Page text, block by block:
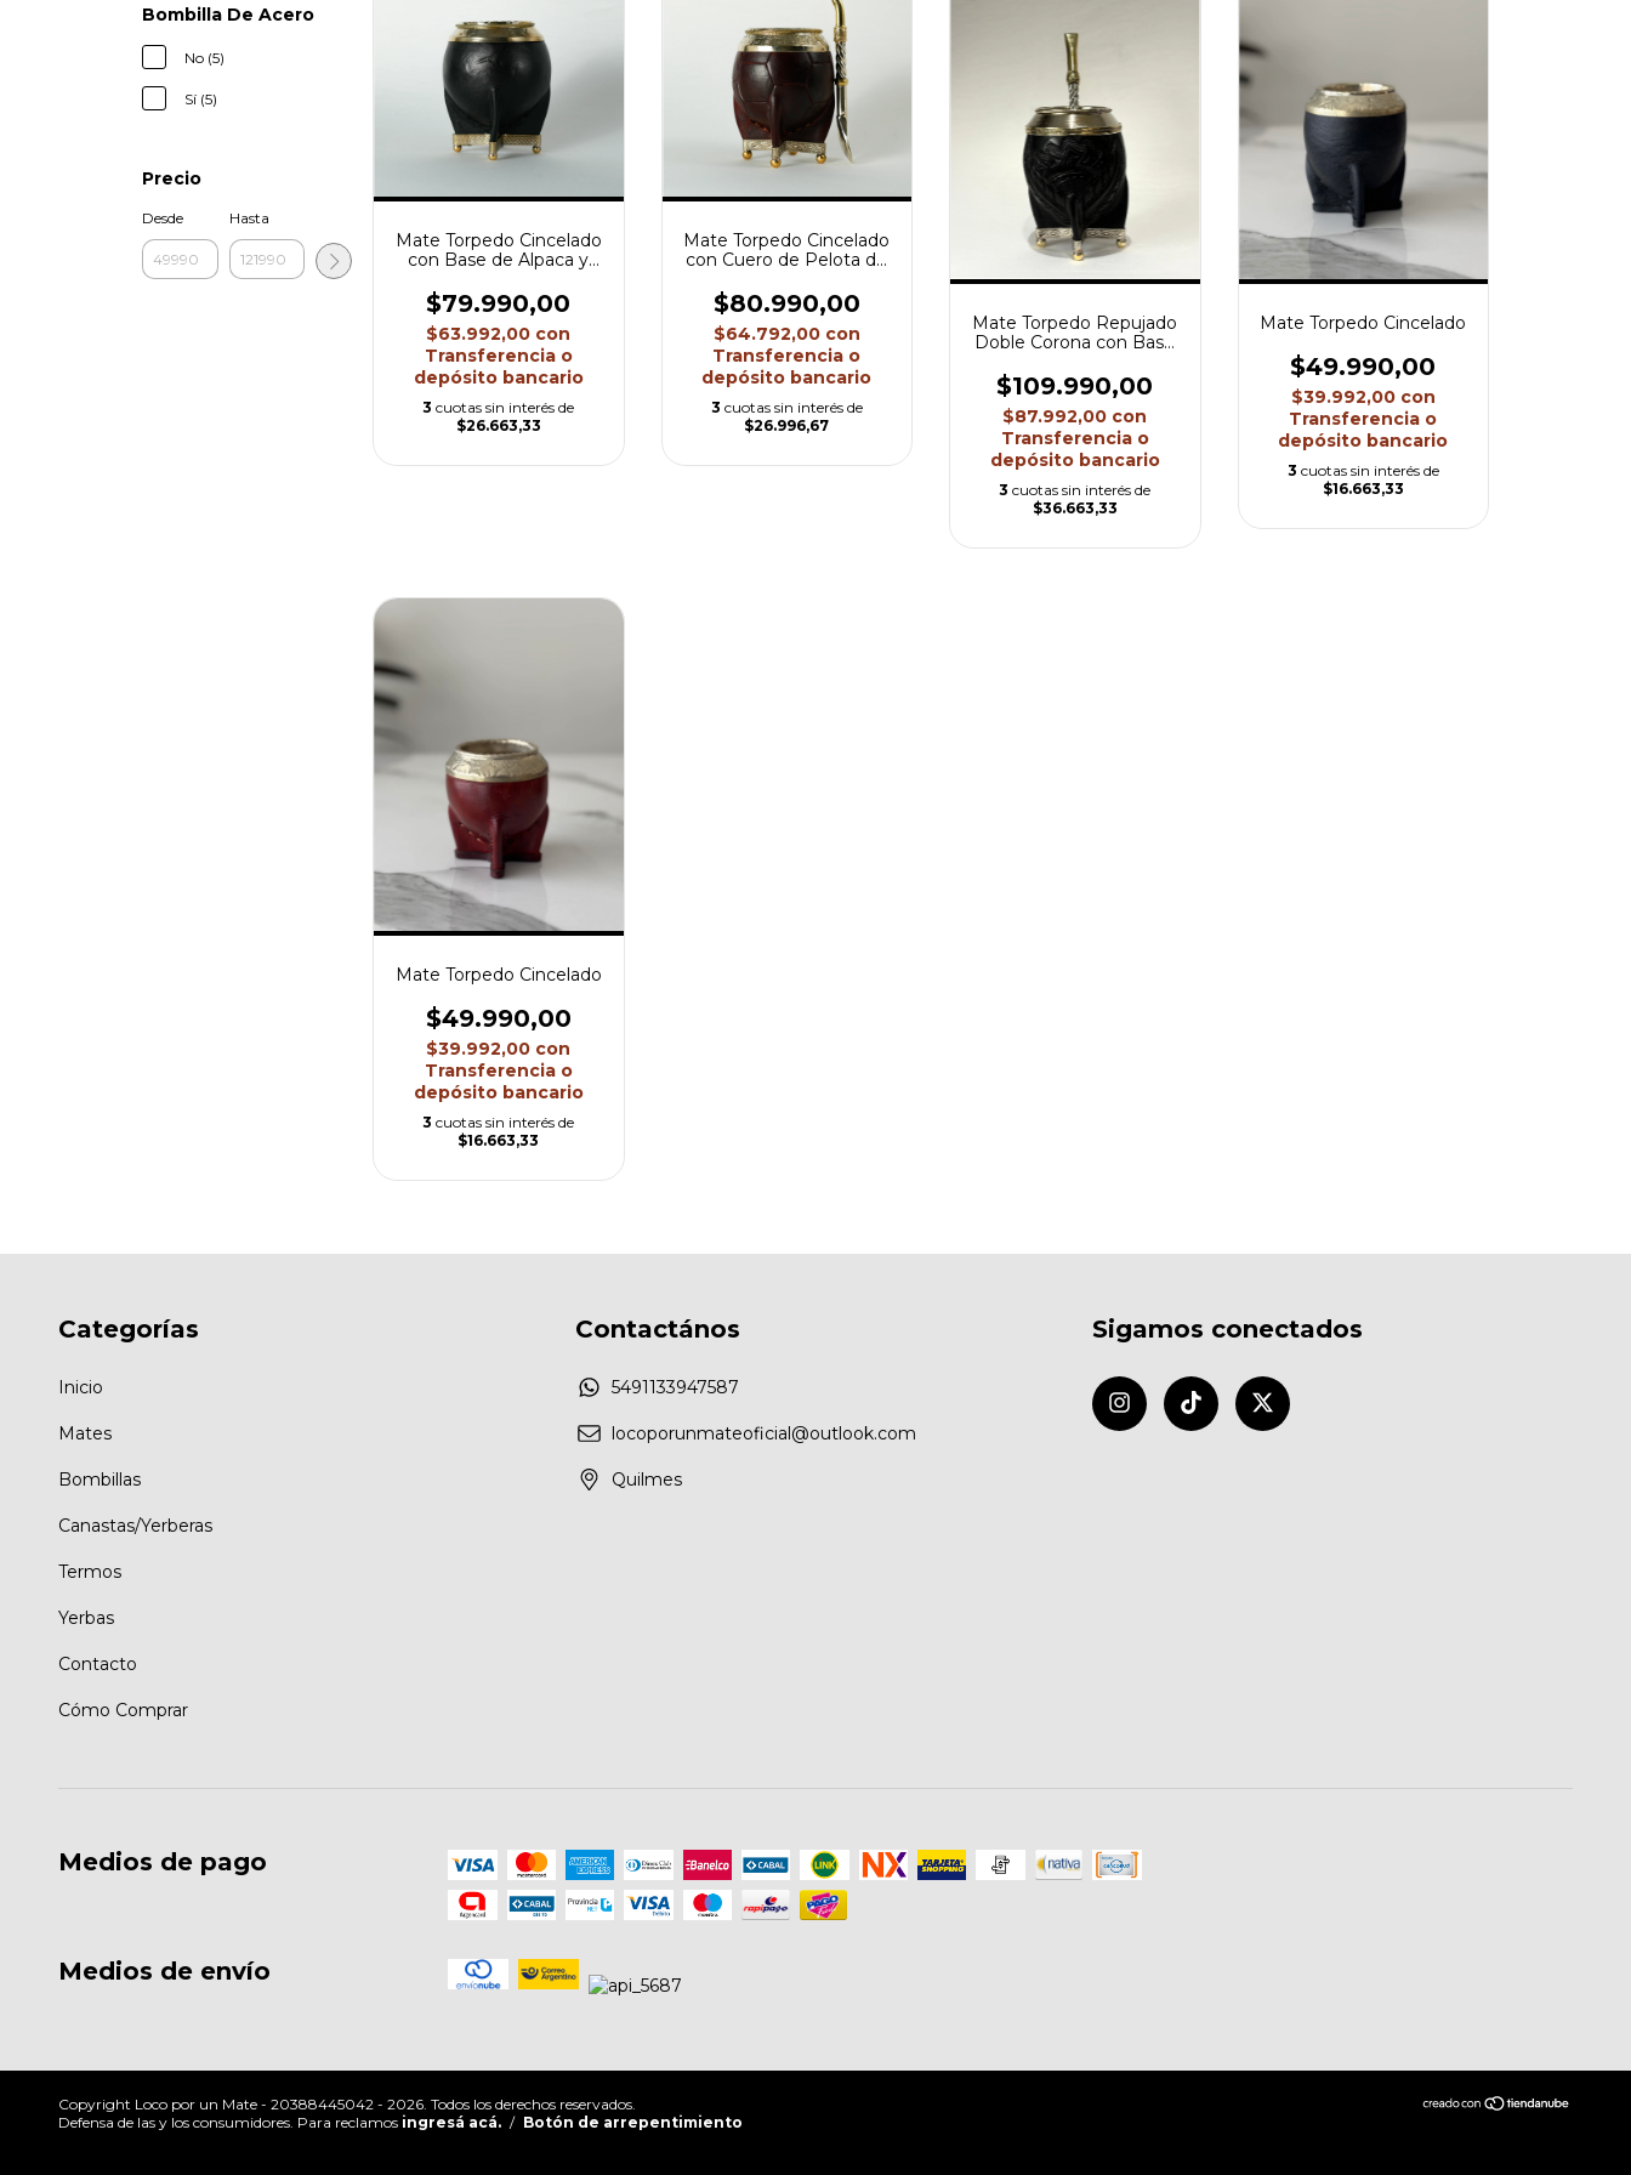
Bombilla De Acero
No (5)
Sí (5)
Precio
Desde Hasta
Mate Torpedo Cincelado
con Base de Alpaca y
$79.990,00
$63.992,00 con
Transferencia o
depósito bancario
3 cuotas sin interés de
$26.663,33
Mate Torpedo Cincelado
con Cuero de Pelota de
y Pelotitas
$80.990,00
$64.792,00 con
Transferencia o
depósito bancario
3 cuotas sin interés de
$26.996,67
Mate Torpedo Repujado
Doble Corona con Base
$109.990,00
$87.992,00 con
Transferencia o
depósito bancario
3 cuotas sin interés de
$36.663,33
Mate Torpedo Cincelado
$49.990,00
$39.992,00 con
Transferencia o
depósito bancario
3 cuotas sin interés de
$16.663,33
Mate Torpedo Cincelado
$49.990,00
$39.992,00 con
Transferencia o
depósito bancario
3 cuotas sin interés de
$16.663,33
Categorías
Inicio
Mates
Bombillas
Canastas/Yerberas
Termos
Yerbas
Contacto
Cómo Comprar
Contactános
5491133947587
locoporunmateoficial@outlook.com
Quilmes
Sigamos conectados
Medios de pago
Medios de envío
Copyright Loco por un Mate - 20388445042 - 2026. Todos los derechos reservados.
Defensa de las y los consumidores. Para reclamos ingresá acá. / Botón de arrepentimiento